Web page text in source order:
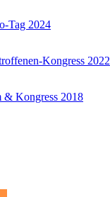
Tag 2024
Kongress 2022
& Kongress 2018